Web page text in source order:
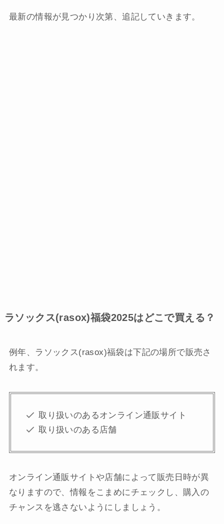
最新の情報が見つかり次第、追記していきます。
ラソックス(rasox)福袋2025はどこで買える？
例年、ラソックス(rasox)福袋は下記の場所で販売さ
れます。
取り扱いのあるオンライン通販サイト
取り扱いのある店舗
オンライン通販サイトや店舗によって販売日時が異
なりますので、情報をこまめにチェックし、購入の
チャンスを逃さないようにしましょう。